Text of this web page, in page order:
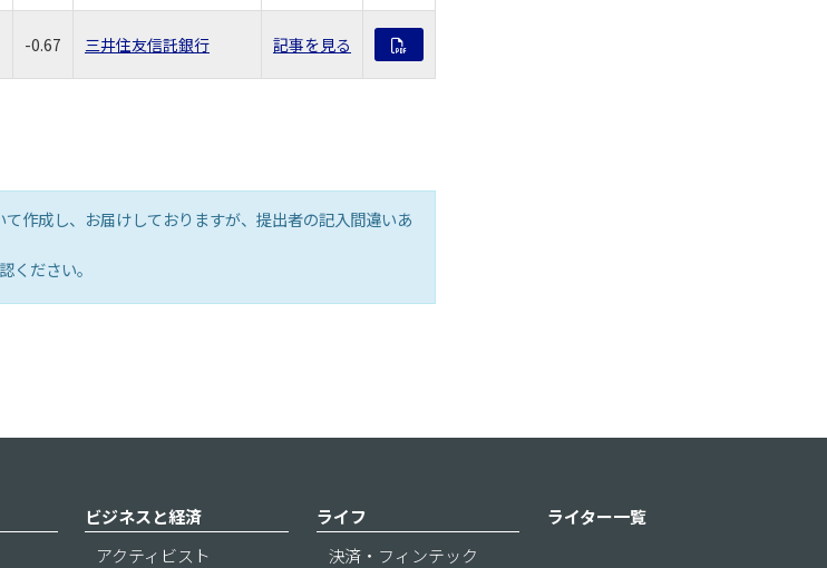
-0.67 三井住友信託銀行 記事を見る
作成し、お届けしておりますが、提出者の記入間違いあ
ください。
ビジネスと経済
アクティビスト
ライフ
決済・フィンテック
ライター一覧